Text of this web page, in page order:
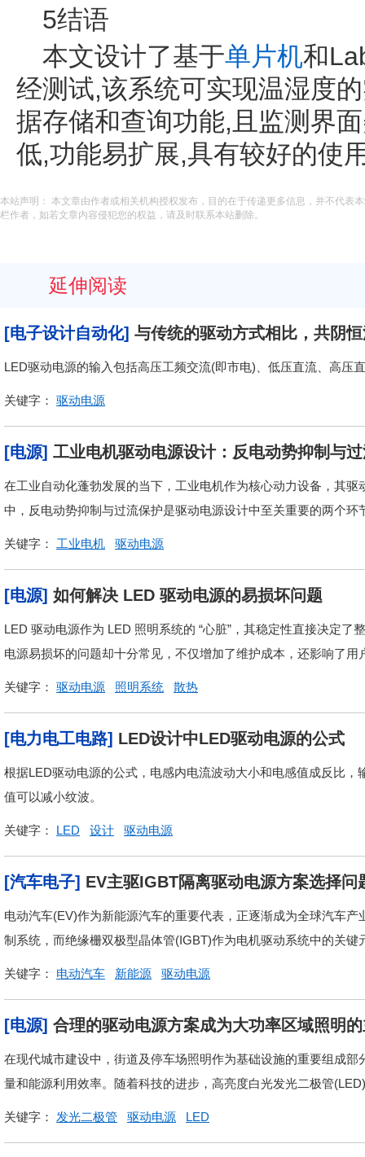
5结语
本文设计了基于单片机和
经测试,该系统可实现温湿度
据存储和查询功能,且监测界
低,功能易扩展,具有较好的使
本站声明： 本文章由作者或相关机构授权发布，目的在于传递更多信息，并不代表
栏作者，如若文章内容侵犯您的权益，请及时联系本站删除。
延伸阅读
[电子设计自动化] 与传统的驱动方式相比，共阴
LED驱动电源的输入包括高压工频交流(即市电)、低压直流、高压
关键字： 驱动电源
[电源] 工业电机驱动电源设计：反电动势抑制与
在工业自动化蓬勃发展的当下，工业电机作为核心动力设备，其
中，反电动势抑制与过流保护是驱动电源设计中至关重要的两个
关键字： 工业电机 驱动电源
[电源] 如何解决 LED 驱动电源的易损坏问题
LED 驱动电源作为 LED 照明系统的 “心脏”，其稳定性直接决定
电源易损坏的问题却十分常见，不仅增加了维护成本，还影响了
关键字： 驱动电源 照明系统 散热
[电力电工电路] LED设计中LED驱动电源的公式
根据LED驱动电源的公式，电感内电流波动大小和电感值成反比
值可以减小纹波。
关键字： LED 设计 驱动电源
[汽车电子] EV主驱IGBT隔离驱动电源方案选择问
电动汽车(EV)作为新能源汽车的重要代表，正逐渐成为全球汽车
制系统，而绝缘栅双极型晶体管(IGBT)作为电机驱动系统中的关
关键字： 电动汽车 新能源 驱动电源
[电源] 合理的驱动电源方案成为大功率区域照明
在现代城市建设中，街道及停车场照明作为基础设施的重要组成
量和能源利用效率。随着科技的进步，高亮度白光发光二极管
关键字： 发光二极管 驱动电源 LED